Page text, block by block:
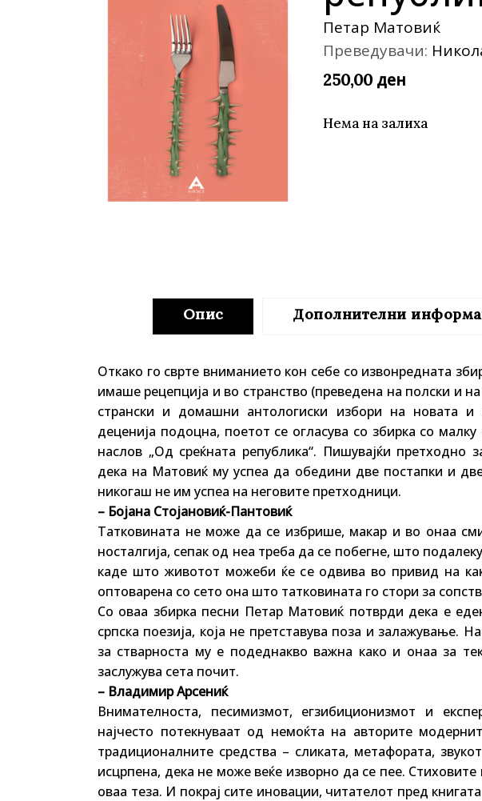
Сите фикција
Сите нефикција
Петар Матовиќ
Преведувачи:
250,00 ден
Нема на залиха
Опис Дополнителни
Откако го сврте вниманието кон себе со извонредната
имаше рецепција и во странство (преведена на полски и
странски и домашни антологиски избори на новата и
деценија подоцна, поетот се огласува со збирка со
наслов „Од среќната република“. Пишувајќи претходно
дека на Матовиќ му успеа да обедини две постапки и
никогаш не им успеа на неговите претходници.
– Бојана Стојановиќ-Пантовиќ
Татковината не може да се избрише, макар и во онаа
носталгија, сепак од неа треба да се побегне, што
каде што животот можеби ќе се одвива во привид на
оптоварена со сето она што татковината го стори за
Со оваа збирка песни Петар Матовиќ потврди дека е
српска поезија, која не претставува поза и залажување.
за стварноста му е подеднакво важна како и онаа за
заслужува сета почит.
– Владимир Арсениќ
Внимателноста, песимизмот, егзибиционизмот и
најчесто потекнуваат од немоќта на авторите
традиционалните средства – сликата, метафората,
исцрпена, дека не може веќе изворно да се пее.
оваа теза. И покрај сите иновации, читателот пред